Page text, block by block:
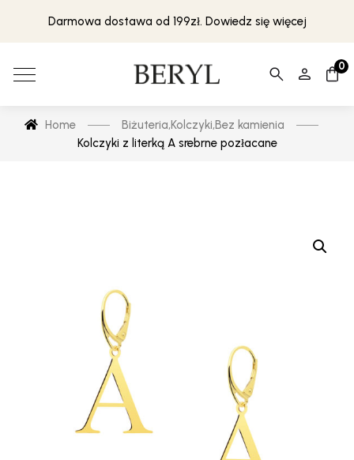
Darmowa dostawa od 199zł. Dowiedz się więcej
0
Home Biżuteria,Kolczyki,Bez kamienia
Kolczyki z literką A srebrne pozłacane